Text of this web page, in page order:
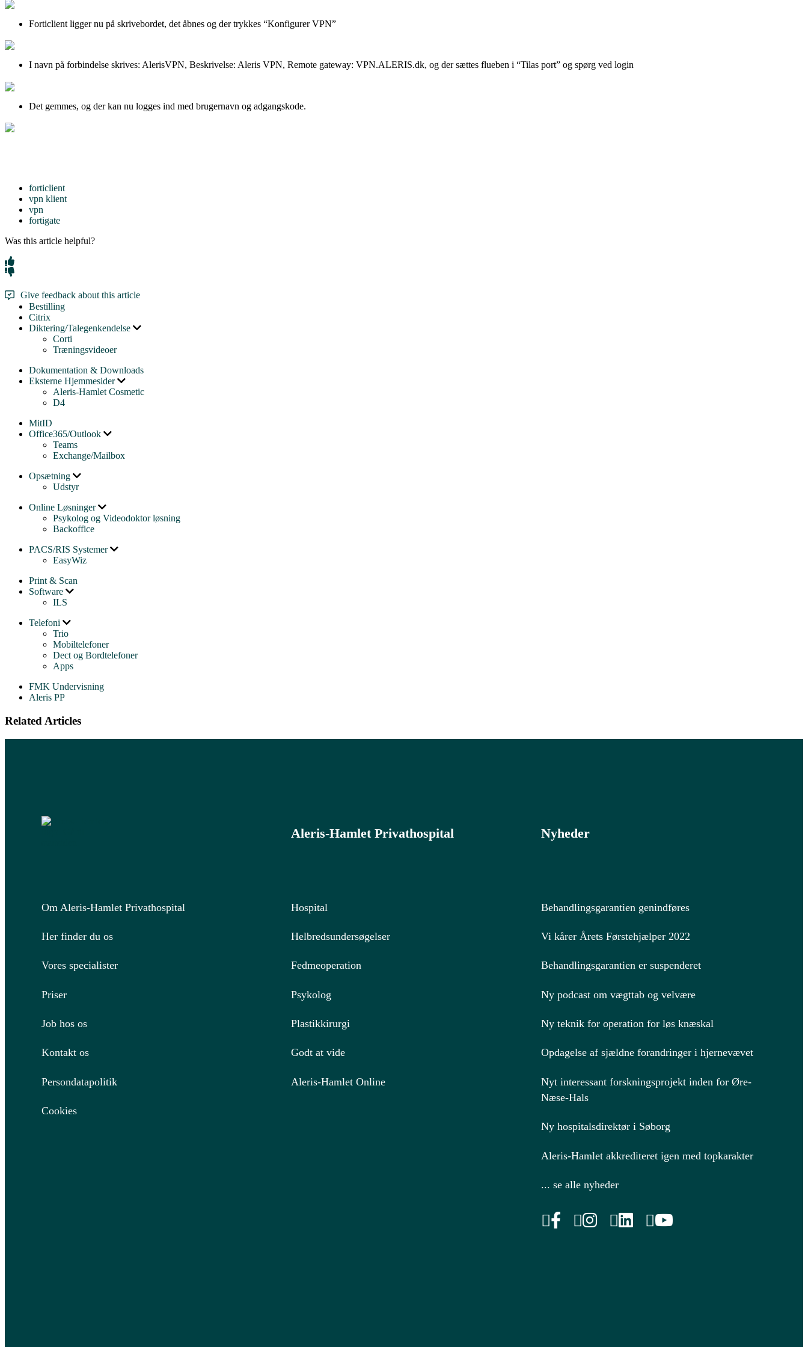
Forticlient ligger nu på skrivebordet, det åbnes og der trykkes “Konfigurer VPN”
I navn på forbindelse skrives: AlerisVPN, Beskrivelse: Aleris VPN, Remote gateway: VPN.ALERIS.dk, og der sættes flueben i “Tilas port” og spørg ved login
Det gemmes, og der kan nu logges ind med brugernavn og adgangskode.
forticlient
vpn klient
vpn
fortigate
Was this article helpful?
Give feedback about this article
Bestilling
Citrix
Diktering/Talegenkendelse
Corti
Træningsvideoer
Dokumentation & Downloads
Eksterne Hjemmesider
Aleris-Hamlet Cosmetic
D4
MitID
Office365/Outlook
Teams
Exchange/Mailbox
Opsætning
Udstyr
Online Løsninger
Psykolog og Videodoktor løsning
Backoffice
PACS/RIS Systemer
EasyWiz
Print & Scan
Software
ILS
Telefoni
Trio
Mobiltelefoner
Dect og Bordtelefoner
Apps
FMK Undervisning
Aleris PP
Related Articles
Om Aleris-Hamlet Privathospital
Her finder du os
Vores specialister
Priser
Job hos os
Kontakt os
Persondatapolitik
Cookies
Aleris-Hamlet Privathospital
Hospital
Helbredsundersøgelser
Fedmeoperation
Psykolog
Plastikkirurgi
Godt at vide
Aleris-Hamlet Online
Nyheder
Behandlingsgarantien genindføres
Vi kårer Årets Førstehjælper 2022
Behandlingsgarantien er suspenderet
Ny podcast om vægttab og velvære
Ny teknik for operation for løs knæskal
Opdagelse af sjældne forandringer i hjernevævet
Nyt interessant forskningsprojekt inden for Øre-
Næse-Hals
Ny hospitalsdirektør i Søborg
Aleris-Hamlet akkrediteret igen med topkarakter
... se alle nyheder